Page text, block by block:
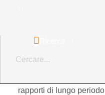
rapporti di lungo periodo